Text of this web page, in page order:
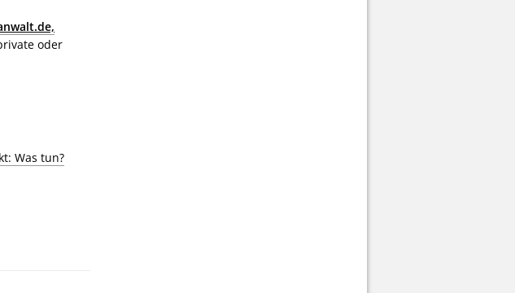
oder
Was tun?